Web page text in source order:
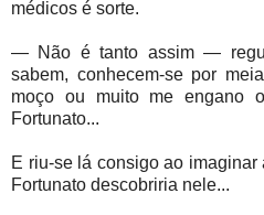
médicos é sorte.
— Não é tanto assim —
sabem, conhecem-se por
moço ou muito me engano
Fortunato...
E riu-se lá consigo ao
Fortunato descobriria nele...